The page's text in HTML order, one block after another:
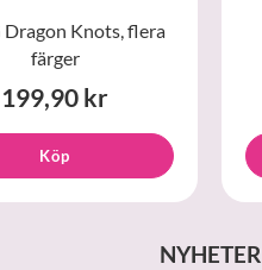
Dragon Knots, flera
färger
199,90 kr
Köp
NYHETER